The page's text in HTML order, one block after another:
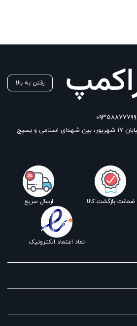
رفتن به بالا
۰۹۳۵۸۸۷۷۷۹۹
آدرس انبار: تهران، شادآباد، خیابان ١٧ شهریور، بین شهدای اسلامی و بسیج
ضمانت بازگشت کالا ارسال سریع
نماد اعتماد الکترونیک